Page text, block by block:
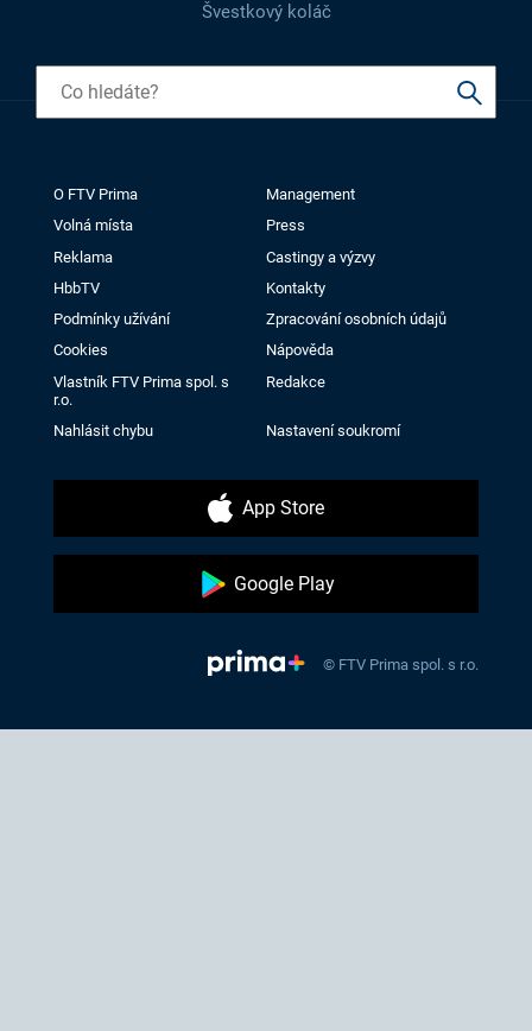
Švestkový koláč
O FTV Prima
Management
Volná místa
Press
Reklama
Castingy a výzvy
HbbTV
Kontakty
Podmínky užívání
Zpracování osobních údajů
Cookies
Nápověda
Vlastník FTV Prima spol. s
r.o.
Redakce
Nahlásit chybu Nastavení soukromí
App Store
Google Play
© FTV Prima spol. s r.o.